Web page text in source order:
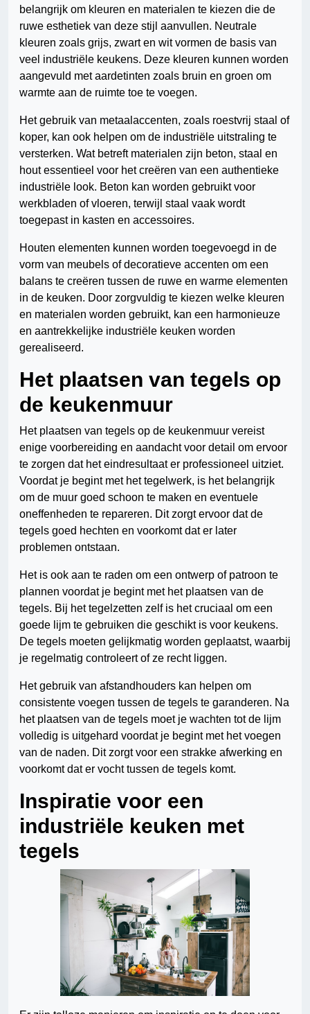
belangrijk om kleuren en materialen te kiezen die de
ruwe esthetiek van deze stijl aanvullen. Neutrale
kleuren zoals grijs, zwart en wit vormen de basis van
veel industriële keukens. Deze kleuren kunnen worden
aangevuld met aardetinten zoals bruin en groen om
warmte aan de ruimte toe te voegen.
Het gebruik van metaalaccenten, zoals roestvrij staal of
koper, kan ook helpen om de industriële uitstraling te
versterken. Wat betreft materialen zijn beton, staal en
hout essentieel voor het creëren van een authentieke
industriële look. Beton kan worden gebruikt voor
werkbladen of vloeren, terwijl staal vaak wordt
toegepast in kasten en accessoires.
Houten elementen kunnen worden toegevoegd in de
vorm van meubels of decoratieve accenten om een
balans te creëren tussen de ruwe en warme elementen
in de keuken. Door zorgvuldig te kiezen welke kleuren
en materialen worden gebruikt, kan een harmonieuze
en aantrekkelijke industriële keuken worden
gerealiseerd.
Het plaatsen van tegels op
de keukenmuur
Het plaatsen van tegels op de keukenmuur vereist
enige voorbereiding en aandacht voor detail om ervoor
te zorgen dat het eindresultaat er professioneel uitziet.
Voordat je begint met het tegelwerk, is het belangrijk
om de muur goed schoon te maken en eventuele
oneffenheden te repareren. Dit zorgt ervoor dat de
tegels goed hechten en voorkomt dat er later
problemen ontstaan.
Het is ook aan te raden om een ontwerp of patroon te
plannen voordat je begint met het plaatsen van de
tegels. Bij het tegelzetten zelf is het cruciaal om een
goede lijm te gebruiken die geschikt is voor keukens.
De tegels moeten gelijkmatig worden geplaatst, waarbij
je regelmatig controleert of ze recht liggen.
Het gebruik van afstandhouders kan helpen om
consistente voegen tussen de tegels te garanderen. Na
het plaatsen van de tegels moet je wachten tot de lijm
volledig is uitgehard voordat je begint met het voegen
van de naden. Dit zorgt voor een strakke afwerking en
voorkomt dat er vocht tussen de tegels komt.
Inspiratie voor een
industriële keuken met
tegels